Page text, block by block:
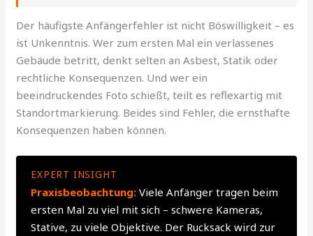
Der häufigste Anfängerfehler ist nicht Böswilligkeit – es
ist Unkenntnis. Wer zum ersten Mal ein verlassenes
Gebäude betritt, denkt selten an Asbest, Statik oder
rechtliche Konsequenzen. Und wer ein
beeindruckendes Foto schießt, teilt es reflexartig mit
Standortmarkierung. Beides sind Fehler, die ernsthafte
Konsequenzen haben können.
EXPERT INSIGHT
Praxisbeobachtung: Viele Anfänger tragen beim
ersten Mal zu viel mit sich – schwere Kameras,
Stative, zu viele Objektive. Der Rucksack wird zur